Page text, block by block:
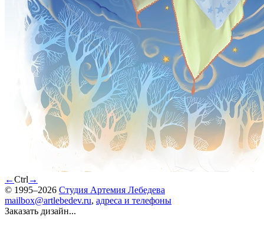
←Ctrl →
© 1995–2026 Студия Артемия Лебедева
mailbox@artlebedev.ru, адреса и телефоны
Заказать дизайн...